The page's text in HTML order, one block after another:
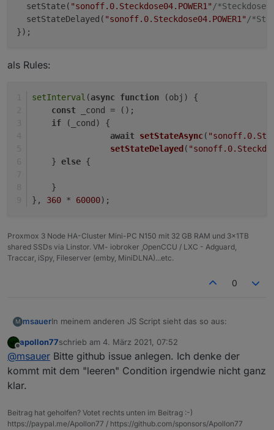
  setState(
"sonoff.0.Steckdose04.POWER1" /
  setStateDelayed(
"sonoff.0.Steckdose04.POWER1" /
als Rules:
setInterval (async function (obj ) {
const _cond = ();
if (_cond) {
await setStateAsync(
setStateDelayed (
    }
else {
    }
}, 360 * 60000);
Proxmox 3 Node HA-Cluster Mini-PC N150 mit 32 GB RAM und 3x1TB
shared SSDs via Linstor. VM- iobroker ,OpenCCU / LXC - Adguard,
Traccar, iSpy, Fileserver (emby, MiniDLNA)...etc.
0
M msauerIn meinem anderen JS Script sieht das so aus:
schedule("*/60 * * * *", async function () {
setState("sonoff.0.Steckdose04.POWER1"/
als Rules:
    if (_cond) {
await
apollon77schrieb am 4. März 2021, 07:52
zuletzt editiert von
@msauer Bitte github issue anlegen. Ich denke der
kommt mit dem "leeren" Condition irgendwie nicht ganz
klar.
Beitrag hat geholfen? Votet rechts unten im Beitrag :-)
https://paypal.me/Apollon77 / https://github.com/sponsors/Apollon77